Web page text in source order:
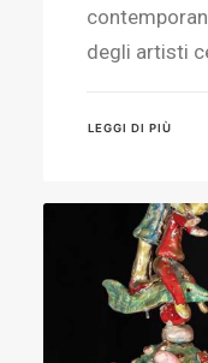
degli artisti
LEGGI DI PIÙ